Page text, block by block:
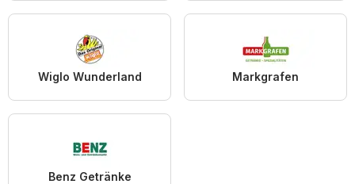
Wiglo Wunderland Markgrafen
Benz Getränke